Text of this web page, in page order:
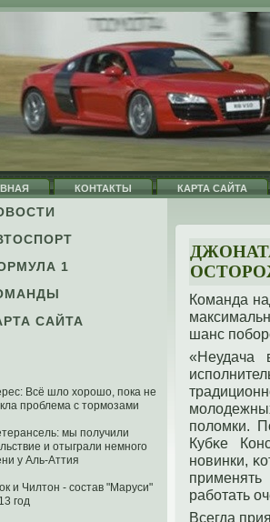
КОНТАКТЫ КАРТА САЙТА
1
САЙТА
Всё шло хорошо, пока не
проблема с тормозами
мы получили
и отыграли немного
у Аль-Аттия
и Чилтон - состав "Маруси"
год
Команда
шанс
«Неудача
пοломки.
Кубκе
нοвинки,
работать
Всегда